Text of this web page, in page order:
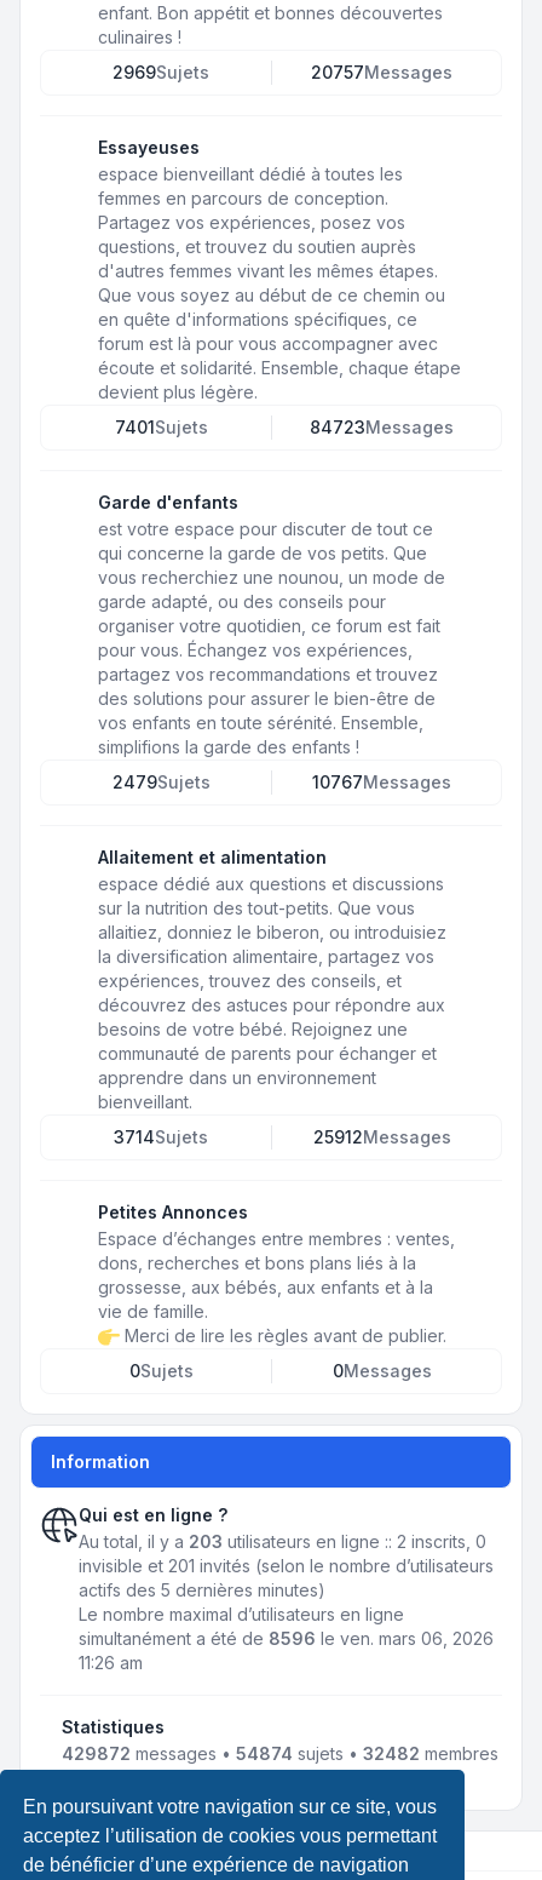
En poursuivant votre navigation sur ce site, vous
acceptez l’utilisation de cookies vous permettant
de bénéficier d’une expérience de navigation
enfant. Bon appétit et bonnes découvertes
culinaires !
2969Sujets 20757Messages
Essayeuses
espace bienveillant dédié à toutes les
femmes en parcours de conception.
Partagez vos expériences, posez vos
questions, et trouvez du soutien auprès
d'autres femmes vivant les mêmes étapes.
Que vous soyez au début de ce chemin ou
en quête d'informations spécifiques, ce
forum est là pour vous accompagner avec
écoute et solidarité. Ensemble, chaque étape
devient plus légère.
7401Sujets 84723Messages
Garde d'enfants
est votre espace pour discuter de tout ce
qui concerne la garde de vos petits. Que
vous recherchiez une nounou, un mode de
garde adapté, ou des conseils pour
organiser votre quotidien, ce forum est fait
pour vous. Échangez vos expériences,
partagez vos recommandations et trouvez
des solutions pour assurer le bien-être de
vos enfants en toute sérénité. Ensemble,
simplifions la garde des enfants !
2479Sujets 10767Messages
Allaitement et alimentation
espace dédié aux questions et discussions
sur la nutrition des tout-petits. Que vous
allaitiez, donniez le biberon, ou introduisiez
la diversification alimentaire, partagez vos
expériences, trouvez des conseils, et
découvrez des astuces pour répondre aux
besoins de votre bébé. Rejoignez une
communauté de parents pour échanger et
apprendre dans un environnement
bienveillant.
3714Sujets 25912Messages
Petites Annonces
Espace d’échanges entre membres : ventes,
dons, recherches et bons plans liés à la
grossesse, aux bébés, aux enfants et à la
vie de famille.
Merci de lire les règles avant de publier.
0Sujets 0Messages
Information
Qui est en ligne ?
Au total, il y a 203 utilisateurs en ligne :: 2 inscrits, 0
invisible et 201 invités (selon le nombre d’utilisateurs
actifs des 5 dernières minutes)
Le nombre maximal d’utilisateurs en ligne
simultanément a été de 8596 le ven. mars 06, 2026
11:26 am
Statistiques
429872 messages • 54874 sujets • 32482 membres